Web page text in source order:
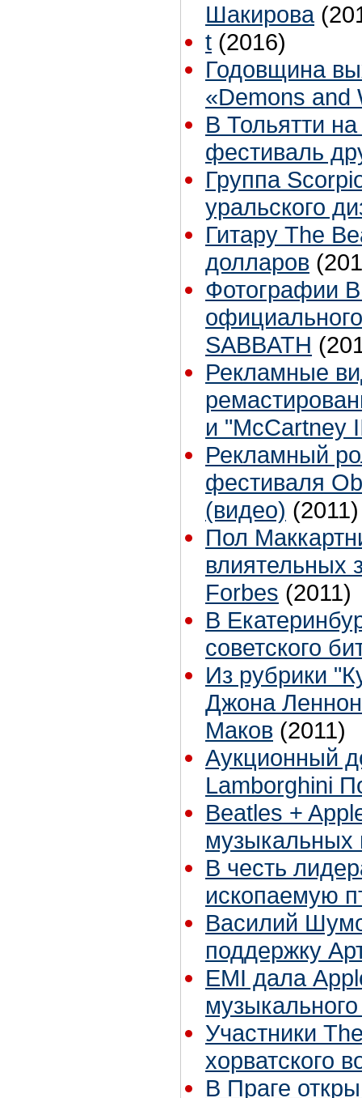
Шакирова
t (2016)
Годовщина
«Demons
В Тольятти
фестиваль
Группа
уральского
Гитару The
долларов
Фотографии
SABBATH
Рекламные
и "McCartney
Рекламный
фестиваля
(видео) (2011)
Пол
влиятельных
Forbes (2011)
В
советского
Из рубрики
Джона
Маков (2011)
Аукционный
Lamborghini
Beatles +
музыкальных
В честь
ископаемую
Василий
поддержку
EMI дала
Участники
хорватского
В Праге